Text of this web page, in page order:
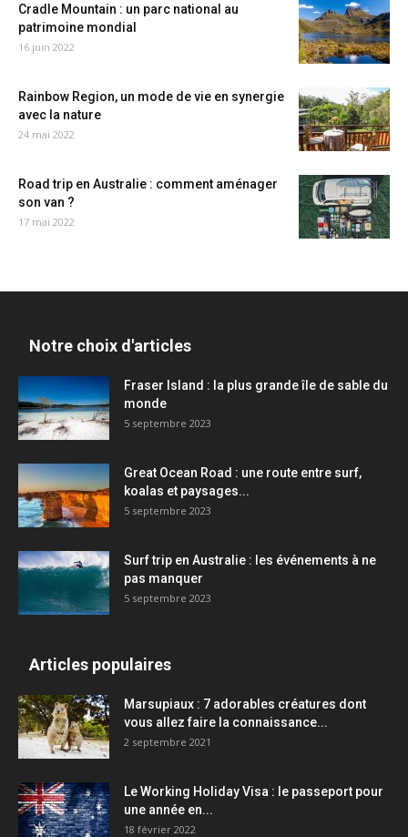
Cradle Mountain : un parc national au
patrimoine mondial
16 juin 2022
Rainbow Region, un mode de vie en synergie
avec la nature
24 mai 2022
Road trip en Australie : comment aménager
son van ?
17 mai 2022
Notre choix d'articles
Fraser Island : la plus grande île de sable du
monde
5 septembre 2023
Great Ocean Road : une route entre surf,
koalas et paysages...
5 septembre 2023
Surf trip en Australie : les événements à ne
pas manquer
5 septembre 2023
Articles populaires
Marsupiaux : 7 adorables créatures dont
vous allez faire la connaissance...
2 septembre 2021
Le Working Holiday Visa : le passeport pour
une année en...
18 février 2022